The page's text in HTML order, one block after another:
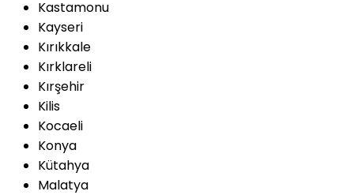
Kastamonu
Kayseri
Kırıkkale
Kırklareli
Kırşehir
Kilis
Kocaeli
Konya
Kütahya
Malatya